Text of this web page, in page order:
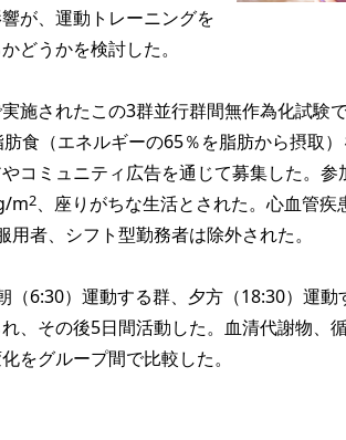
が、運動トレーニングを
どうかを検討した。
されたこの3群並行群間無作為化試験で
食（エネルギーの65％を脂肪から摂取
コミュニティ広告を通じて募集した。参
m2、座りがちな生活とされた。心血管疾
用者、シフト型勤務者は除外された。
6:30）運動する群、夕方（18:30）運動
、その後5日間活動した。血清代謝物、
をグループ間で比較した。